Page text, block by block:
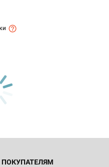
ПОКУПАТЕЛЯМ